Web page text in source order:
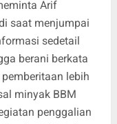
Arif
saat menjumpai
sedetail
berani berkata
lebih
minyak BBM
penggalian